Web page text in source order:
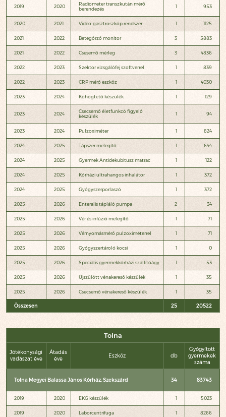
2019 2020
Radiometer transzkután mérő
berendezés
1 953
2020 2021 Video-gasztroszkóp rendszer 1 1125
2021 2022 Betegőrző monitor 3 5883
2021 2022 Csesemő mérleg 3 4836
2022 2023 Szektor vizsgálófej szoftverrel 1 839
2022 2023 CRP mérő eszköz 1 4030
2023 2024 Köhögtető készülék 1 129
2023 2024
Csecsemő életfunkcó figyelő
készülék
1 94
2023 2024 Pulzoximéter 1 824
2024 2025 Tápszer melegítő 1 644
2024 2025 Gyermek Antidekubitusz matrac 1 122
2024 2025 Kórházi ultrahangos inhalátor 1 372
2024 2025 Gyógyszerporlaszó 1 372
2025 2026 Enteralis tápláló pumpa 2 34
2025 2026 Vér és infúzió melegítő 1 71
2025 2026 Vérnyomásmérő pulzoximéterrel 1 71
2025 2026 Gyógyszertároló kocsi 1 0
2025 2026 Speciális gyermekkórházi szállítóágy 1 53
2025 2026 Újszülött vénakereső készülék 1 35
2025 2026 Csecsemő vénakereső készülék 1 35
Összesen 25 20522
Tolna
Jótékonysági
vadászat éve
Átadás
éve
Eszköz db
Gyógyított
gyermekek
száma
Tolna Megyei Balassa János Kórház, Szekszárd 34 83743
2019 2020 EKG készülék 1 5023
2019 2020 Laborcentrifuga 1 8266